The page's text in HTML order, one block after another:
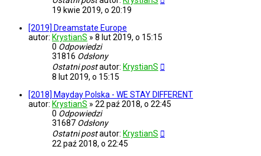
19 kwie 2019, o 20:19
[2019] Dreamstate Europe
autor: KrystianS » 8 lut 2019, o 15:15
0 Odpowiedzi
31816 Odsłony
Ostatni postautor: KrystianS
8 lut 2019, o 15:15
[2018] Mayday Polska - WE STAY DIFFERENT
autor: KrystianS » 22 paź 2018, o 22:45
0 Odpowiedzi
31687 Odsłony
Ostatni postautor: KrystianS
22 paź 2018, o 22:45